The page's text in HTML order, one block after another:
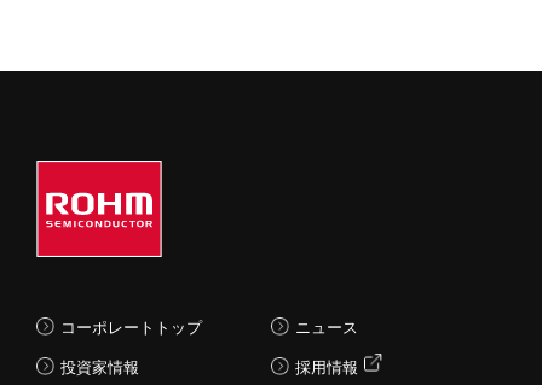
コーポレートトップ
投資家情報
ニュース
採用情報